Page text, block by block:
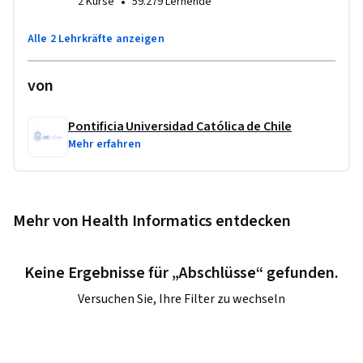
Alle 2 Lehrkräfte anzeigen
von
Pontificia Universidad Católica de Chile
Mehr erfahren
Mehr von Health Informatics entdecken
Keine Ergebnisse für „Abschlüsse“ gefunden.
Versuchen Sie, Ihre Filter zu wechseln